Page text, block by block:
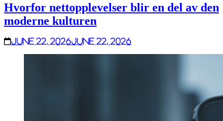
Hvorfor nettopplevelser blir en del av den
moderne kulturen
June 22, 2026June 22, 2026